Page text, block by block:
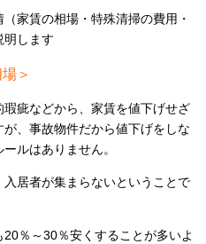
家賃の相場・特殊清掃の費用・
明します
＞
疵などから、家賃を値下げせざ
、事故物件だから値下げをしな
ルはありません。
居者が集まらないということで
％～30％安くすることが多いよ